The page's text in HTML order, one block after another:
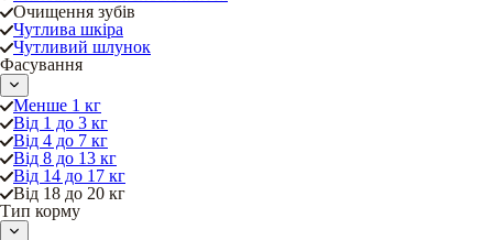
Очищення зубів
Чутлива шкіра
Чутливий шлунок
Фасування
Менше 1 кг
Від 1 до 3 кг
Від 4 до 7 кг
Від 8 до 13 кг
Від 14 до 17 кг
Від 18 до 20 кг
Тип корму